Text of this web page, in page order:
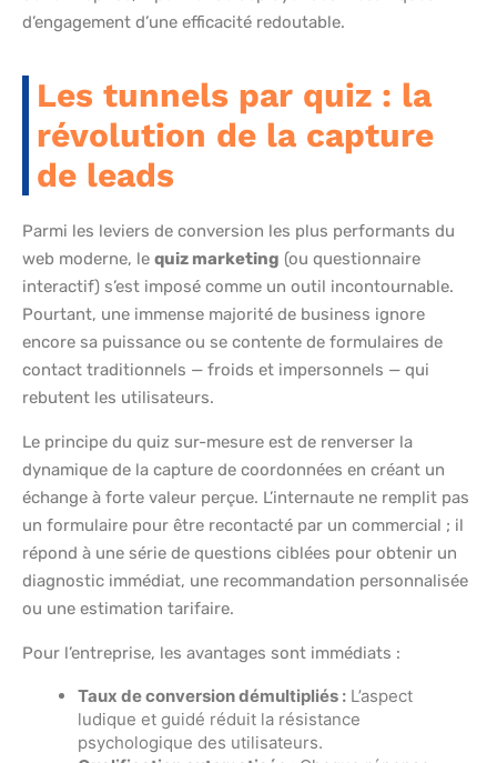
d’engagement d’une efficacité redoutable.
Les tunnels par quiz : la
révolution de la capture
de leads
Parmi les leviers de conversion les plus performants du
web moderne, le quiz marketing (ou questionnaire
interactif) s’est imposé comme un outil incontournable.
Pourtant, une immense majorité de business ignore
encore sa puissance ou se contente de formulaires de
contact traditionnels — froids et impersonnels — qui
rebutent les utilisateurs.
Le principe du quiz sur-mesure est de renverser la
dynamique de la capture de coordonnées en créant un
échange à forte valeur perçue. L’internaute ne remplit pas
un formulaire pour être recontacté par un commercial ; il
répond à une série de questions ciblées pour obtenir un
diagnostic immédiat, une recommandation personnalisée
ou une estimation tarifaire.
Pour l’entreprise, les avantages sont immédiats :
Taux de conversion démultipliés : L’aspect
ludique et guidé réduit la résistance
psychologique des utilisateurs.